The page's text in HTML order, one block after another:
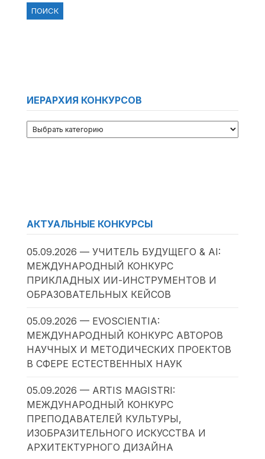
ИЕРАРХИЯ КОНКУРСОВ
АКТУАЛЬНЫЕ КОНКУРСЫ
05.09.2026 — УЧИТЕЛЬ БУДУЩЕГО & AI:
МЕЖДУНАРОДНЫЙ КОНКУРС
ПРИКЛАДНЫХ ИИ-ИНСТРУМЕНТОВ И
ОБРАЗОВАТЕЛЬНЫХ КЕЙСОВ
05.09.2026 — EVOSCIENTIA:
МЕЖДУНАРОДНЫЙ КОНКУРС АВТОРОВ
НАУЧНЫХ И МЕТОДИЧЕСКИХ ПРОЕКТОВ
В СФЕРЕ ЕСТЕСТВЕННЫХ НАУК
05.09.2026 — ARTIS MAGISTRI:
МЕЖДУНАРОДНЫЙ КОНКУРС
ПРЕПОДАВАТЕЛЕЙ КУЛЬТУРЫ,
ИЗОБРАЗИТЕЛЬНОГО ИСКУССТВА И
АРХИТЕКТУРНОГО ДИЗАЙНА